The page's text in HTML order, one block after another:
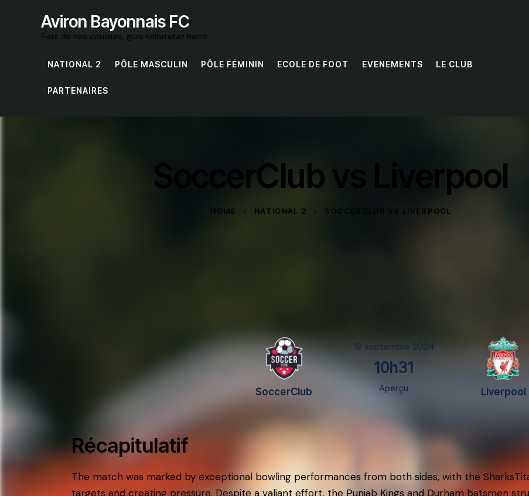
Aviron Bayonnais FC
Fiers de nos couleurs, gure kolorretaz harro
NATIONAL 2 PÔLE MASCULIN PÔLE FÉMININ ECOLE DE FOOT EVENEMENTS LE CLUB
PARTENAIRES
SoccerClub vs Liverpool
HOME NATIONAL 2 SOCCERCLUB VS LIVERPOOL
SoccerClub Liverpool
19 septembre 2024
10h31
Aperçu
Récapitulatif
The match was marked by exceptional bowling performances from both sides, with the
targets and creating pressure. Despite a valiant effort, the Punjab Kings and Durham batsmen